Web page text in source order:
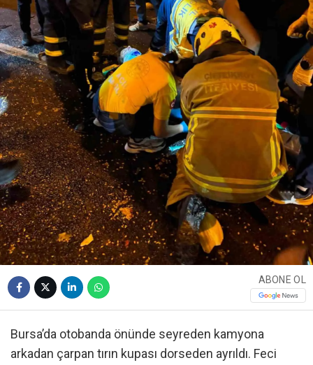
ABONE OL
Bursa’da otobanda önünde seyreden kamyona
arkadan çarpan tırın kupası dorseden ayrıldı. Feci